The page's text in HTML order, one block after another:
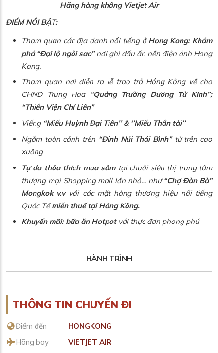
Hãng hàng không Vietjet Air
ĐIỂM NỔI BẬT:
Tham quan các địa danh nổi tiếng ở Hong Kong: Khám
phá “Đại lộ ngôi sao” nơi ghi dấu ấn nền điện ảnh Hong
Kong.
Tham quan nơi diễn ra lễ trao trả Hồng Kông về cho
CHND Trung Hoa“Quảng Trường Dương Tử Kinh”;
“Thiền Viện Chí Liên”
Viếng“Miếu Huỳnh Đại Tiên’’ & ‘’Miếu Thần tài’’
Ngắm toàn cảnh trên “Đỉnh Núi Thái Bình” từ trên cao
xuống
Tự do thỏa thích mua sắm tại chuỗi siêu thị trung tâm
thượng mại Shopping mall lớn nhỏ… như“Chợ Đàn Bà”
Mongkok v.v với các mặt hàng thương hiệu nổi tiếng
Quốc Tế miễn thuế tại Hồng Kông.
Khuyến mãi: bữa ăn Hotpot với thực đơn phong phú.
HÀNH TRÌNH
THÔNG TIN CHUYẾN ĐI
Điểm đến
HONGKONG
Hãng bay
VIETJET AIR